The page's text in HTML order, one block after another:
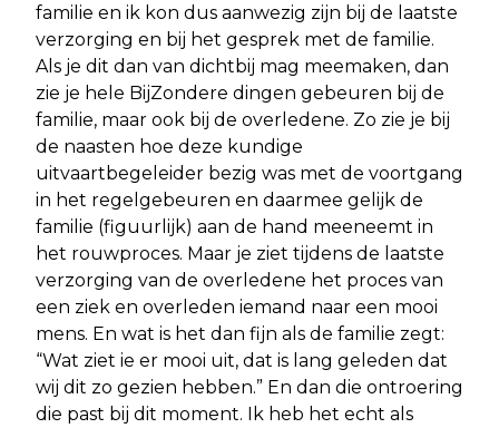
familie en ik kon dus aanwezig zijn bij de laatste
verzorging en bij het gesprek met de familie.
Als je dit dan van dichtbij mag meemaken, dan
zie je hele BijZondere dingen gebeuren bij de
familie, maar ook bij de overledene. Zo zie je bij
de naasten hoe deze kundige
uitvaartbegeleider bezig was met de voortgang
in het regelgebeuren en daarmee gelijk de
familie (figuurlijk) aan de hand meeneemt in
het rouwproces. Maar je ziet tijdens de laatste
verzorging van de overledene het proces van
een ziek en overleden iemand naar een mooi
mens. En wat is het dan fijn als de familie zegt:
“Wat ziet ie er mooi uit, dat is lang geleden dat
wij dit zo gezien hebben.” En dan die ontroering
die past bij dit moment. Ik heb het echt als